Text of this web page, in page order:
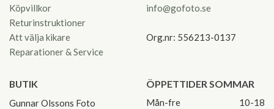
Köpvillkor
Returinstruktioner
Att välja kikare
Reparationer & Service
info@gofoto.se
Org.nr: 556213-0137
BUTIK
Gunnar Olssons Foto
ÖPPETTIDER SOMMAR
Mån-fre
10-18